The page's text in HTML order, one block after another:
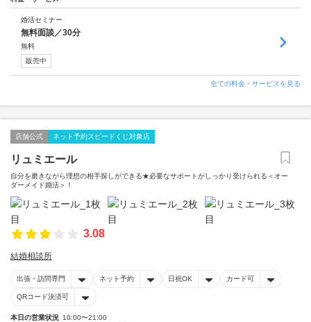
婚活セミナー
無料面談／30分
無料
販売中
全ての料金・サービスを見る
店舗公式 ネット予約スピードくじ対象店
リュミエール
自分を磨きながら理想の相手探しができる★必要なサポートがしっかり受けられる＜オー
ダーメイド婚活＞！
3.08
結婚相談所
出張・訪問専門 ネット予約 日祝OK カード可
QRコード決済可
本日の営業状況 10:00〜21:00